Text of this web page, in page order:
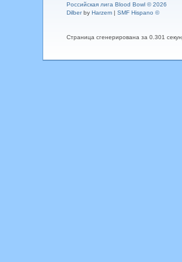
Российская лига Blood Bowl © 2026
Dilberby Harzem| SMF Hispano ©
Страница сгенерирована за 0.301